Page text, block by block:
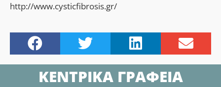
http://www.cysticfibrosis.gr/
ΚΕΝΤΡΙΚΑ ΓΡΑΦΕΙΑ